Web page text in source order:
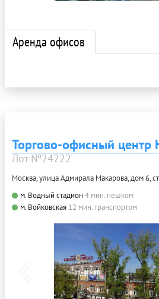
Аренда офисов
Торгово-офисный центр
Лот №24222
Москва, улица Адмирала Макарова, дом 6,
м. Водный стадион 4 мин. пешком
м. Войковская 12 мин. транспортом